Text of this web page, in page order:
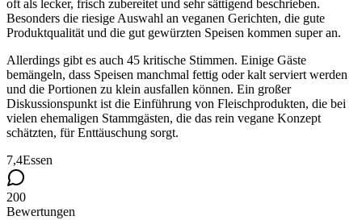
oft als lecker, frisch zubereitet und sehr sättigend beschrieben.
Besonders die riesige Auswahl an veganen Gerichten, die gute
Produktqualität und die gut gewürzten Speisen kommen super an.
Allerdings gibt es auch 45 kritische Stimmen. Einige Gäste
bemängeln, dass Speisen manchmal fettig oder kalt serviert werden
und die Portionen zu klein ausfallen können. Ein großer
Diskussionspunkt ist die Einführung von Fleischprodukten, die bei
vielen ehemaligen Stammgästen, die das rein vegane Konzept
schätzten, für Enttäuschung sorgt.
7,4Essen
200
Bewertungen